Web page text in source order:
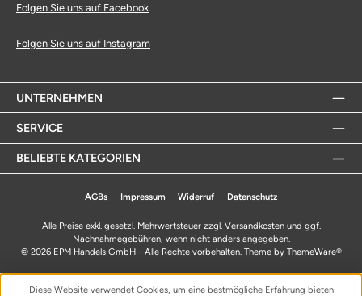
Folgen Sie uns auf Facebook
Folgen Sie uns auf Instagram
UNTERNEHMEN
SERVICE
BELIEBTE KATEGORIEN
AGBs Impressum Widerruf Datenschutz
Alle Preise exkl. gesetzl. Mehrwertsteuer zzgl. Versandkostenund ggf.
Nachnahmegebühren, wenn nicht anders angegeben.
© 2026 EPM Handels GmbH - Alle Rechte vorbehalten. Theme by ThemeWare®
Diese Website verwendet Cookies, um eine bestmögliche Erfahrung bieten